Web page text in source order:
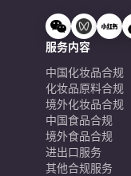
服务内容
中国化妆品合规
化妆品原料合规
境外化妆品合规
中国食品合规
境外食品合规
进出口服务
其他合规服务